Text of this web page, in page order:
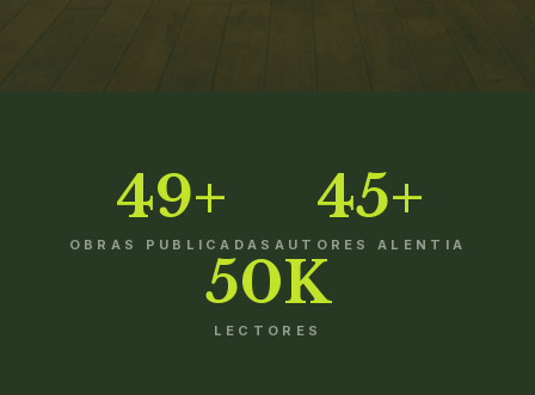
49+
OBRAS PUBLICADAS
45+
AUTORES ALENTIA
50K
LECTORES